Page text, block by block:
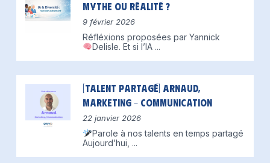
mythe ou réalité ?
9 février 2026
Réfléxions proposées par Yannick
Delisle. Et si l’IA ...
[Talent partagé] Arnaud,
Marketing – Communication
22 janvier 2026
Parole à nos talents en temps partagé
Aujourd’hui, ...